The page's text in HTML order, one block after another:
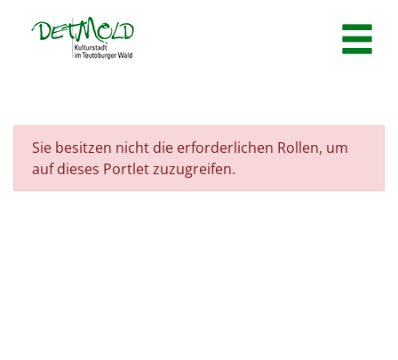
Zum Hauptinhalt springen
Sie besitzen nicht die erforderlichen Rollen, um
auf dieses Portlet zuzugreifen.